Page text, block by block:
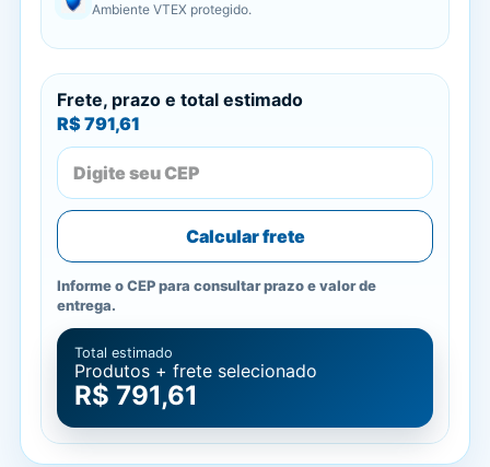
Ambiente VTEX protegido.
Frete, prazo e total estimado
R$ 791,61
Calcular frete
Informe o CEP para consultar prazo e valor de
entrega.
Total estimado
Produtos + frete selecionado
R$ 791,61